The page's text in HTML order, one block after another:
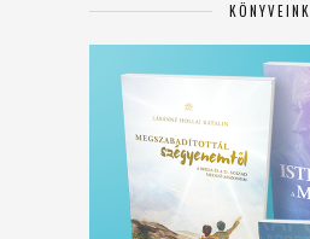
KÖNYVEINK